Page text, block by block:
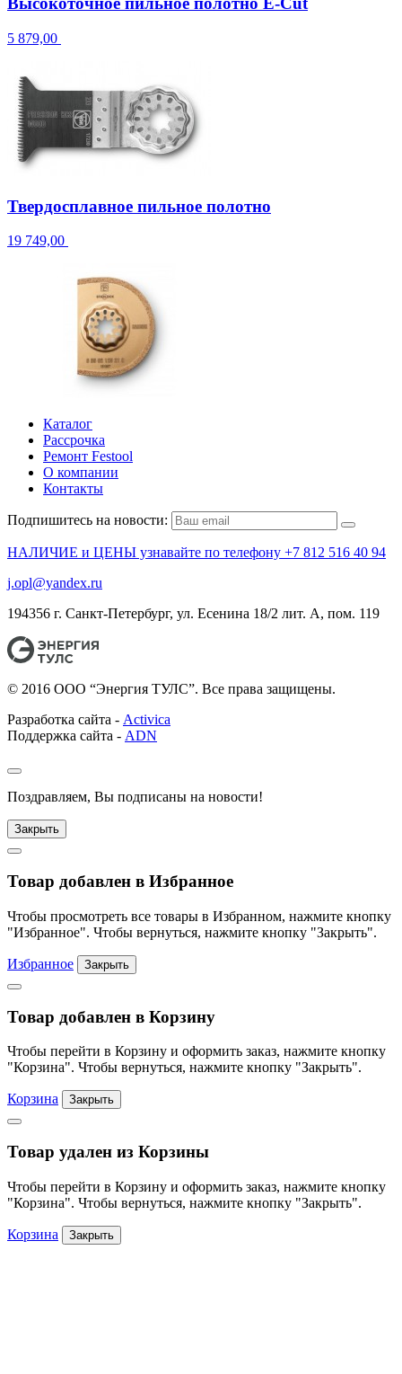
5 879,00
Твердосплавное пильное полотно
19 749,00
Каталог
Рассрочка
Ремонт Festool
О компании
Контакты
Подпишитесь на новости:
НАЛИЧИЕ и ЦЕНЫ узнавайте по телефону +7 812 516 40 94
j.opl@yandex.ru
194356 г. Санкт-Петербург, ул. Есенина 18/2 лит. А, пом. 119
© 2016 ООО “Энергия ТУЛС”. Все права защищены.
Разработка сайта - Activica
Поддержка сайта - ADN
Поздравляем, Вы подписаны на новости!
Закрыть
Товар добавлен в Избранное
Чтобы просмотреть все товары в Избранном, нажмите кнопку
"Избранное". Чтобы вернуться, нажмите кнопку "Закрыть".
Избранное Закрыть
Товар добавлен в Корзину
Чтобы перейти в Корзину и оформить заказ, нажмите кнопку
"Корзина". Чтобы вернуться, нажмите кнопку "Закрыть".
Корзина Закрыть
Товар удален из Корзины
Чтобы перейти в Корзину и оформить заказ, нажмите кнопку
"Корзина". Чтобы вернуться, нажмите кнопку "Закрыть".
Корзина Закрыть